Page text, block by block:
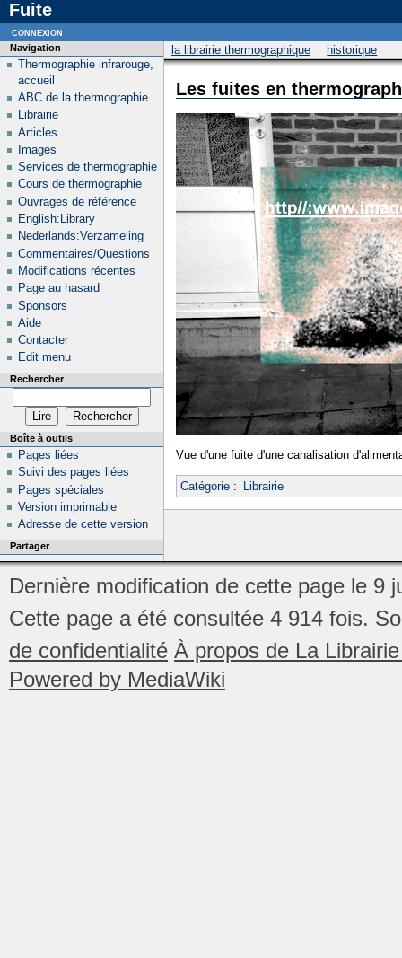
Fuite
la librairie thermographique historique
Les fuites en
Vue d'une fuite d'une canalisation
Catégorie: Librairie
Navigation
Thermographie infrarouge,
accueil
ABC de la thermographie
Librairie
Articles
Images
Services de thermographie
Cours de thermographie
Ouvrages de référence
English:Library
Nederlands:Verzameling
Commentaires/Questions
Modifications récentes
Page au hasard
Sponsors
Aide
Contacter
Edit menu
Rechercher
Boîte à outils
Pages liées
Suivi des pages liées
Pages spéciales
Version imprimable
Adresse de cette version
Partager
connexion
Dernière modification de cette page le 9
Cette page a été consultée 4 914 fois.
de confidentialité À propos de La
Powered by MediaWiki